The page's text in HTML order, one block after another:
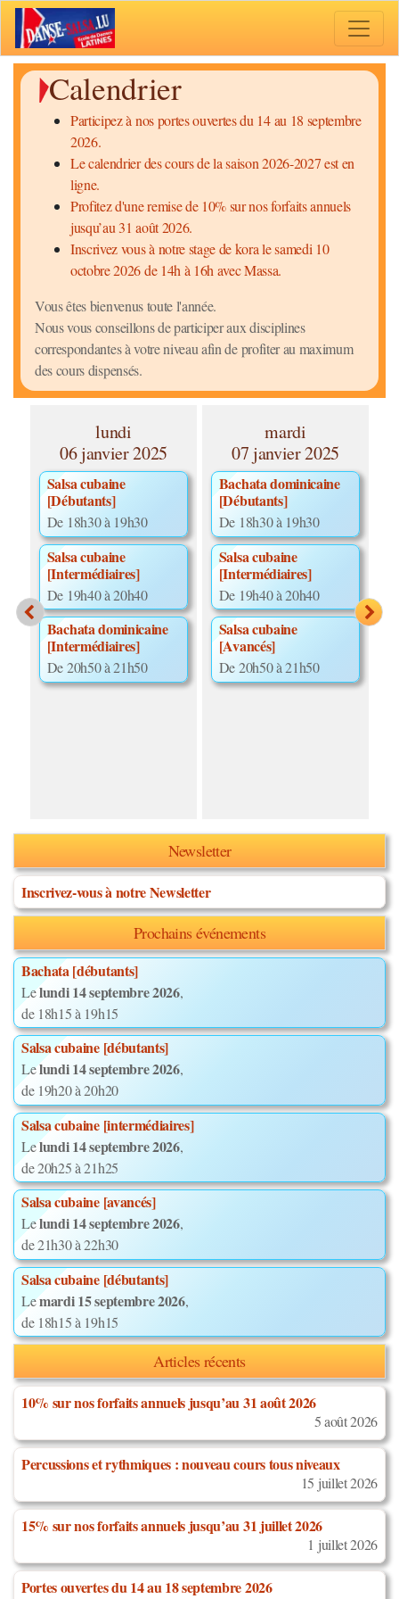
Calendrier
Participez à nos portes ouvertes du 14 au 18 septembre
2026.
Le calendrier des cours de la saison 2026-2027 est en
ligne.
Profitez d'une remise de 10% sur nos forfaits annuels
jusqu’au 31 août 2026.
Inscrivez vous à notre stage de kora le samedi 10
octobre 2026 de 14h à 16h avec Massa.
Vous êtes bienvenus toute l'année.
Nous vous conseillons de participer aux disciplines
correspondantes à votre niveau afin de profiter au maximum
des cours dispensés.
lundi
06 janvier 2025
Salsa cubaine
[Débutants]
De 18h30 à 19h30
Salsa cubaine
[Intermédiaires]
De 19h40 à 20h40
Bachata dominicaine
[Intermédiaires]
De 20h50 à 21h50
mardi
07 janvier 2025
Bachata dominicaine
[Débutants]
De 18h30 à 19h30
Salsa cubaine
[Intermédiaires]
De 19h40 à 20h40
Salsa cubaine
[Avancés]
De 20h50 à 21h50
Newsletter
Inscrivez-vous à notre Newsletter
Prochains événements
Bachata [débutants]
Lelundi 14 septembre 2026,
de 18h15 à 19h15
Salsa cubaine [débutants]
Lelundi 14 septembre 2026,
de 19h20 à 20h20
Salsa cubaine [intermédiaires]
Lelundi 14 septembre 2026,
de 20h25 à 21h25
Salsa cubaine [avancés]
Lelundi 14 septembre 2026,
de 21h30 à 22h30
Salsa cubaine [débutants]
Lemardi 15 septembre 2026,
de 18h15 à 19h15
Articles récents
10% sur nos forfaits annuels jusqu’au 31 août 2026
5 août 2026
Percussions et rythmiques : nouveau cours tous niveaux
15 juillet 2026
15% sur nos forfaits annuels jusqu’au 31 juillet 2026
1 juillet 2026
Portes ouvertes du 14 au 18 septembre 2026